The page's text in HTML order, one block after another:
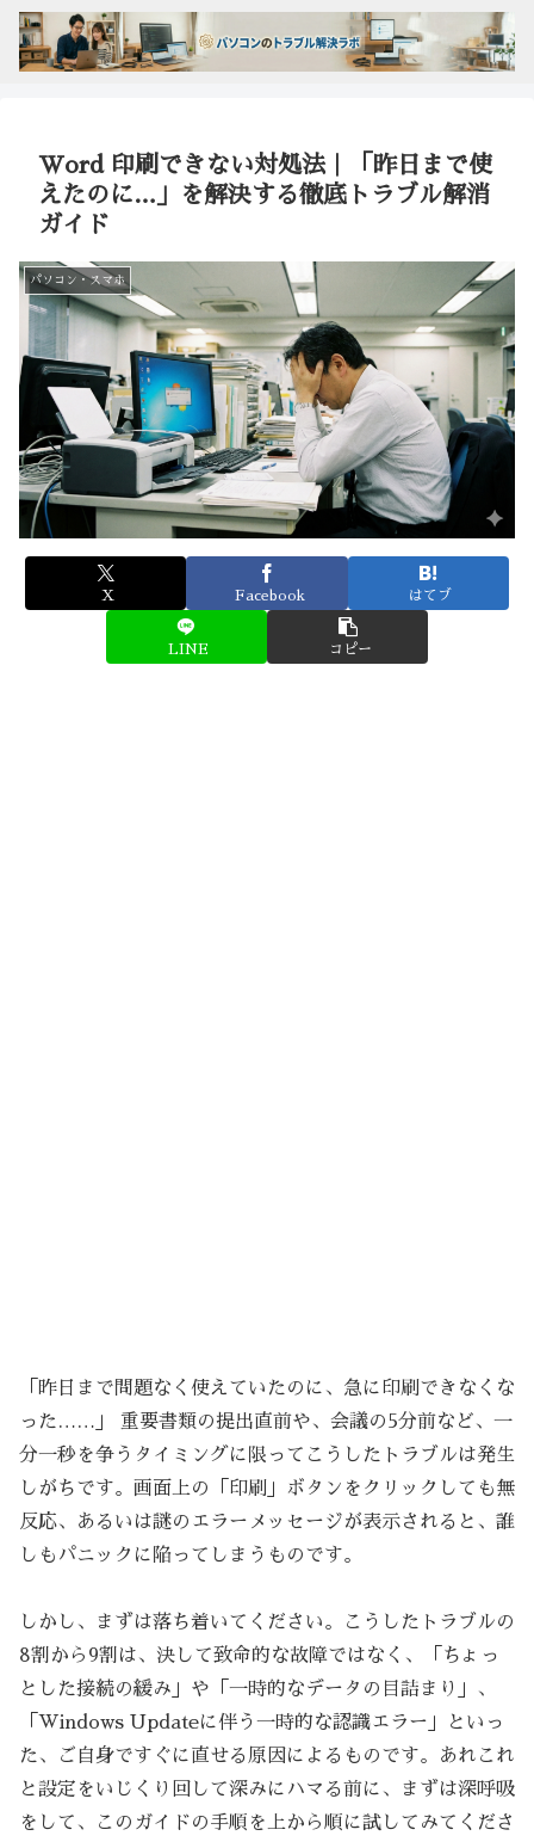
Word 印刷できない対処法｜「昨日まで使
えたのに…」を解決する徹底トラブル解消
ガイド
パソコン・スマホ
X Facebook はてブ
LINE コピー
「昨日まで問題なく使えていたのに、急に印刷できなくな
った……」 重要書類の提出直前や、会議の5分前など、一
分一秒を争うタイミングに限ってこうしたトラブルは発生
しがちです。画面上の「印刷」ボタンをクリックしても無
反応、あるいは謎のエラーメッセージが表示されると、誰
しもパニックに陥ってしまうものです。
しかし、まずは落ち着いてください。こうしたトラブルの
8割から9割は、決して致命的な故障ではなく、「ちょっ
とした接続の緩み」や「一時的なデータの目詰まり」、
「Windows Updateに伴う一時的な認識エラー」といっ
た、ご自身ですぐに直せる原因によるものです。あれこれ
と設定をいじくり回して深みにハマる前に、まずは深呼吸
をして、このガイドの手順を上から順に試してみてくださ